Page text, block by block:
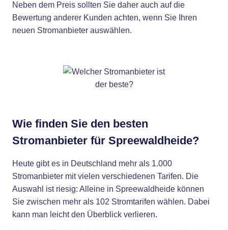
Neben dem Preis sollten Sie daher auch auf die
Bewertung anderer Kunden achten, wenn Sie Ihren
neuen Stromanbieter auswählen.
Wie finden Sie den besten
Stromanbieter für Spreewaldheide?
Heute gibt es in Deutschland mehr als 1.000
Stromanbieter mit vielen verschiedenen Tarifen. Die
Auswahl ist riesig: Alleine in Spreewaldheide können
Sie zwischen mehr als 102 Stromtarifen wählen. Dabei
kann man leicht den Überblick verlieren.